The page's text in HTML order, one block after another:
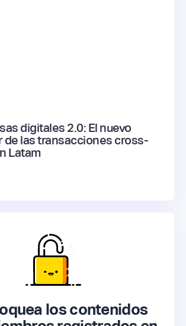
digitales 2.0: El nuevo
de las transacciones cross-
Latam
los contenidos